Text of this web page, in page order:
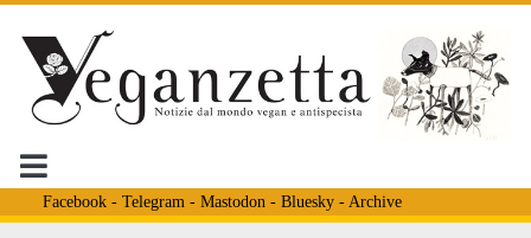
Facebook- Telegram - Mastodon - Bluesky- Archive